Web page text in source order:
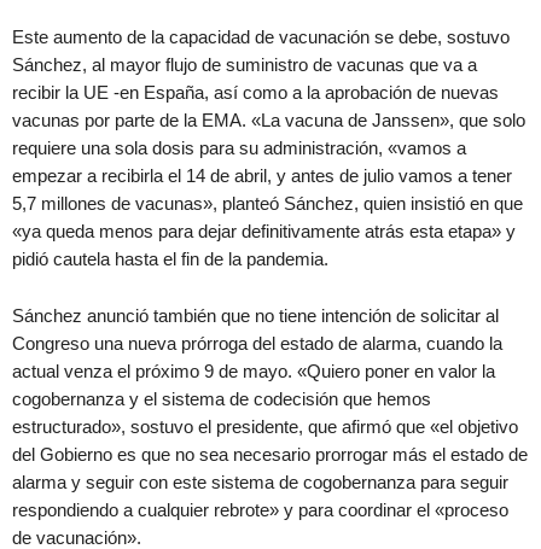
Este aumento de la capacidad de vacunación se debe, sostuvo
Sánchez, al mayor flujo de suministro de vacunas que va a
recibir la UE -en España, así como a la aprobación de nuevas
vacunas por parte de la EMA. «La vacuna de Janssen», que solo
requiere una sola dosis para su administración, «vamos a
empezar a recibirla el 14 de abril, y antes de julio vamos a tener
5,7 millones de vacunas», planteó Sánchez, quien insistió en que
«ya queda menos para dejar definitivamente atrás esta etapa» y
pidió cautela hasta el fin de la pandemia.
Sánchez anunció también que no tiene intención de solicitar al
Congreso una nueva prórroga del estado de alarma, cuando la
actual venza el próximo 9 de mayo. «Quiero poner en valor la
cogobernanza y el sistema de codecisión que hemos
estructurado», sostuvo el presidente, que afirmó que «el objetivo
del Gobierno es que no sea necesario prorrogar más el estado de
alarma y seguir con este sistema de cogobernanza para seguir
respondiendo a cualquier rebrote» y para coordinar el «proceso
de vacunación».